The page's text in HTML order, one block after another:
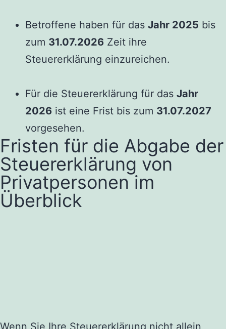
Betroffene haben für das Jahr 2025 bis
zum 31.07.2026 Zeit ihre
Steuererklärung einzureichen.
Für die Steuererklärung für das Jahr
2026 ist eine Frist bis zum 31.07.2027
vorgesehen.
Fristen für die Abgabe der
Steuererklärung von
Privatpersonen im
Überblick
Wenn Sie Ihre Steuererklärung nicht allein